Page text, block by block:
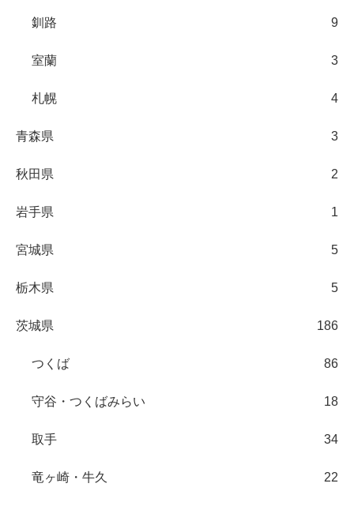
釧路 9
室蘭 3
札幌 4
青森県 3
秋田県 2
岩手県 1
宮城県 5
栃木県 5
茨城県 186
つくば 86
守谷・つくばみらい 18
取手 34
竜ヶ崎・牛久 22